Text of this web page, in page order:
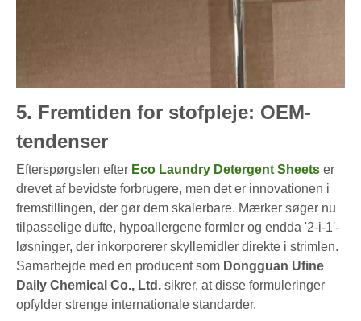
5. Fremtiden for stofpleje: OEM-
tendenser
Efterspørgslen efter Eco Laundry Detergent Sheets er
drevet af bevidste forbrugere, men det er innovationen i
fremstillingen, der gør dem skalerbare. Mærker søger nu
tilpasselige dufte, hypoallergene formler og endda '2-i-1'-
løsninger, der inkorporerer skyllemidler direkte i strimlen.
Samarbejde med en producent som Dongguan Ufine
Daily Chemical Co., Ltd. sikrer, at disse formuleringer
opfylder strenge internationale standarder.